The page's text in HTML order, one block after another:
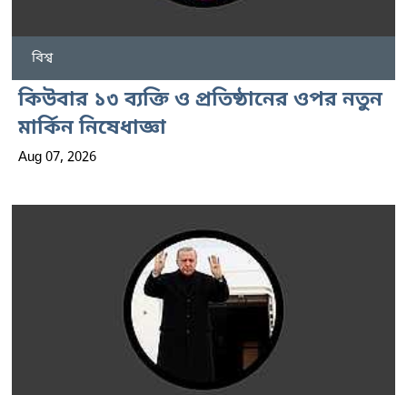
বিশ্ব
কিউবার ১৩ ব্যক্তি ও প্রতিষ্ঠানের ওপর নতুন
মার্কিন নিষেধাজ্ঞা
Aug 07, 2026